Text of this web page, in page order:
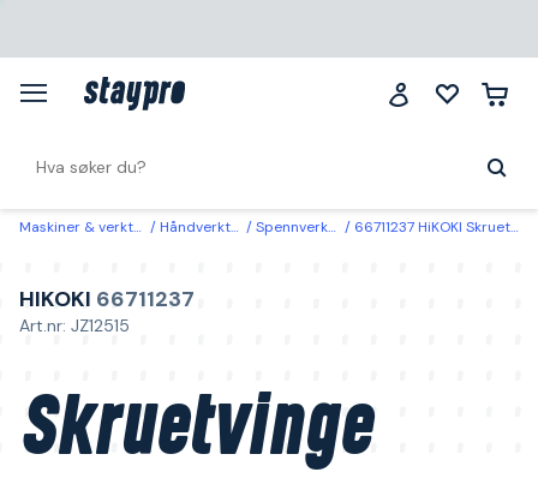
Maskiner & verktøy Håndverktøy Spennverktøy 66711237 HiKOKI Skruetvinge
HIKOKI 66711237
Art.nr: JZ12515
Skruetvinge